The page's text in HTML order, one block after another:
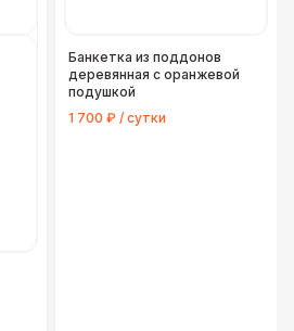
Банкетка из поддонов
деревянная с оранжевой
подушкой
1 700 ₽ / сутки